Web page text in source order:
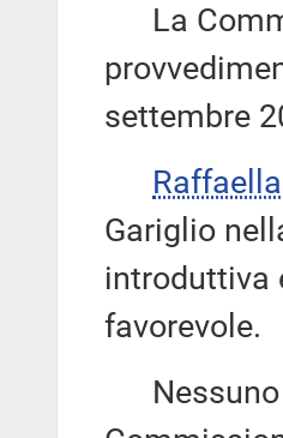
La
settembre
Gariglio
introduttiva
favorevole.
Nessuno